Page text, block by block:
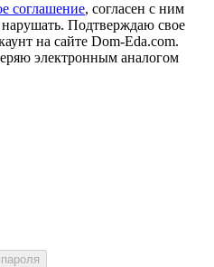
соглашение, согласен с ним
Подтверждаю свое
на сайте Dom-Eda.com.
электронным аналогом